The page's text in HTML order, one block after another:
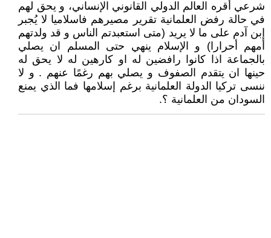
شرعي أقره العالم الدولي القانوني الإنساني، و يحق لهم
في حالة رفض العلمانية تقرير مصيرهم فاسلاميا لا يُجبر
إبن آدم على ما لا يريد (متى استعبدتم الناس و قد ولدتهم
أمهم أحرارا) و الإسلام ينهي حتى المسلم ان يصلي
بالجماعة اذا كانوا رافضين له او كارهين له لا يحق له
حينها ان يتقدم الصفوف و يصلي بهم رغمًا عنهم . و لا
ننسى تركيا الدولة العلمانية برغم إسلامها فما الذي يمنع
السودان من العلمانية ؟.